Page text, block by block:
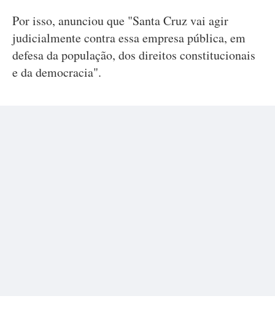
Por isso, anunciou que "Santa Cruz vai agir
judicialmente contra essa empresa pública, em
defesa da população, dos direitos constitucionais
e da democracia".